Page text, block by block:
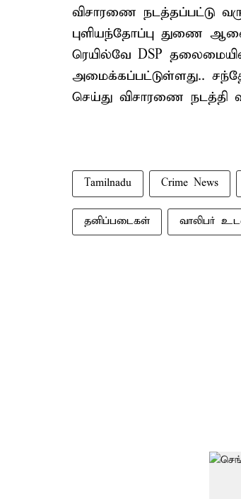
விசாரணை நடத்தப்பட்டு
புளியந்தோப்பு துணை
ரெயில்வே DSP
அமைக்கப்பட்டுள்ளது..
செய்து விசாரணை நடத்தி
Tamilnadu Crime News
தனிப்படைகள் வாலிபர்